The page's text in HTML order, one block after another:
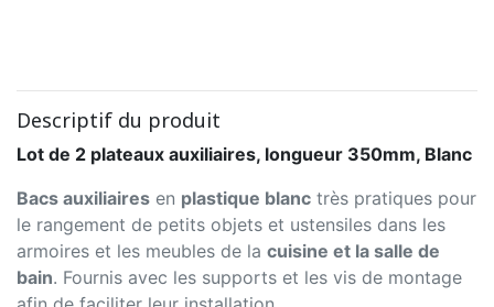
Descriptif du produit
Lot de 2 plateaux auxiliaires, longueur 350mm, Blanc
Bacs auxiliaires en plastique blanc très pratiques pour
le rangement de petits objets et ustensiles dans les
armoires et les meubles de la cuisine et la salle de
bain. Fournis avec les supports et les vis de montage